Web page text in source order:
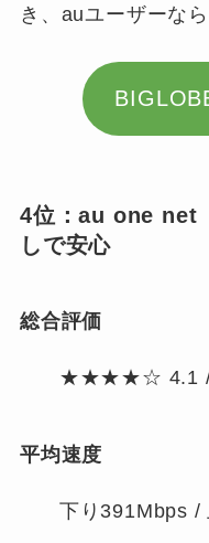
き、auユーザーな
4位：au one net
しで安心
総合評価
★★★★☆ 4.1 /
平均速度
下り391Mbps /